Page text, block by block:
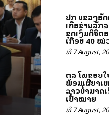
ປກສ ແຂວງອັ
ເຄືອຂ່າຍລັກ
ຂຸດເງິນດິຈິຕ
ເກືອບ 40 ໝ່
ທີ 7 August,
ສຕລ ໂພສຂອ
ພ້ອມເຜີຍສາ
ລາວບໍ່ສາມາດ
ເປົ້າໝາຍ
ທີ 7 August,